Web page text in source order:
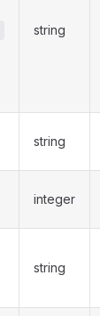
string
string
integer
string